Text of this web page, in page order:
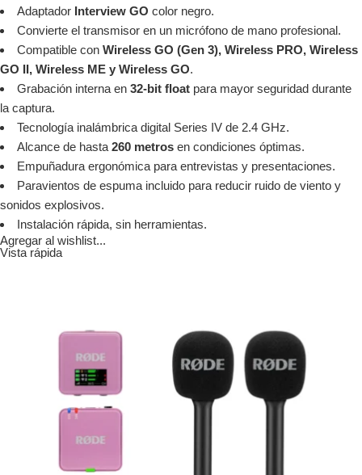
Adaptador Interview GO color negro.
Convierte el transmisor en un micrófono de mano profesional.
Compatible con Wireless GO (Gen 3), Wireless PRO, Wireless
GO II, Wireless ME y Wireless GO.
Grabación interna en 32-bit float para mayor seguridad durante
la captura.
Tecnología inalámbrica digital Series IV de 2.4 GHz.
Alcance de hasta260 metros en condiciones óptimas.
Empuñadura ergonómica para entrevistas y presentaciones.
Paravientos de espuma incluido para reducir ruido de viento y
sonidos explosivos.
Instalación rápida, sin herramientas.
Agregar al wishlist...
Vista rápida